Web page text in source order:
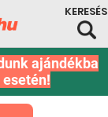
ajándékba